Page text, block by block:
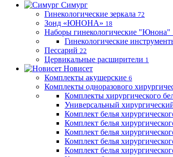
Симург
Гинекологические зеркала 72
Зонд «ЮНОНА» 18
Наборы гинекологические "Юнона"
Гинекологические
Пессарий 22
Цервикальные расширители 1
Новисет
Комплекты акушерские 6
Комплекты одноразового
Комплекты хирургического
Универсальный
Комплект белья
Комплект белья
Комплект белья
Комплект белья
Комплект белья